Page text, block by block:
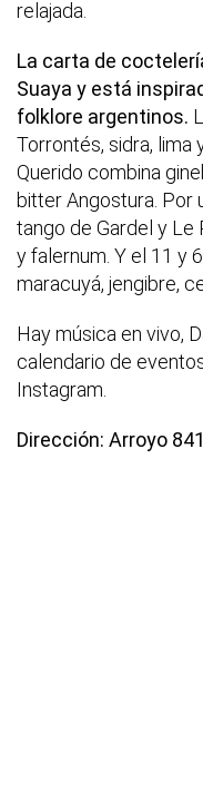
relajada.
La carta de
Suaya y está
folklore argentinos.
Torrontés, sidra, lima
Querido combina
bitter Angostura. Por
tango de Gardel y Le
y falernum. Y el 11 y
maracuyá, jengibre,
Hay música en vivo,
calendario de
Instagram.
Dirección: Arroyo